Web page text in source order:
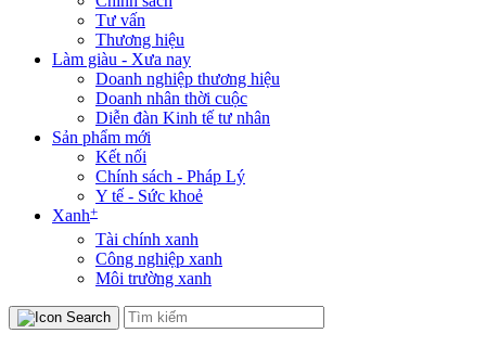
Tư vấn
Thương hiệu
Làm giàu - Xưa nay
Doanh nghiệp thương hiệu
Doanh nhân thời cuộc
Diễn đàn Kinh tế tư nhân
Sản phẩm mới
Kết nối
Chính sách - Pháp Lý
Y tế - Sức khoẻ
Xanh+
Tài chính xanh
Công nghiệp xanh
Môi trường xanh